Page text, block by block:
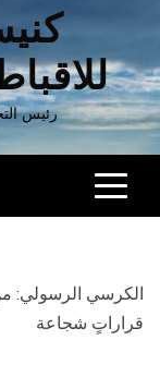
رئيس
الكرسي الرسولي:
قراراتٍ شجاعة